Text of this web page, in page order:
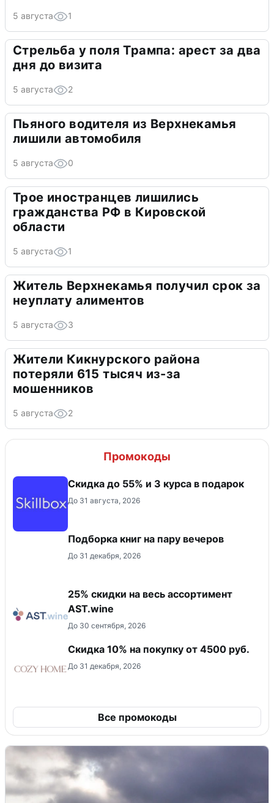
5 августа 1
Стрельба у поля Трампа: арест за два
дня до визита
5 августа 2
Пьяного водителя из Верхнекамья
лишили автомобиля
5 августа 0
Трое иностранцев лишились
гражданства РФ в Кировской
области
5 августа 1
Житель Верхнекамья получил срок за
неуплату алиментов
5 августа 3
Жители Кикнурского района
потеряли 615 тысяч из-за
мошенников
5 августа 2
Промокоды
Скидка до 55% и 3 курса в подарок
До 31 августа, 2026
Подборка книг на пару вечеров
До 31 декабря, 2026
25% скидки на весь ассортимент
AST.wine
До 30 сентября, 2026
Скидка 10% на покупку от 4500 руб.
До 31 декабря, 2026
Все промокоды